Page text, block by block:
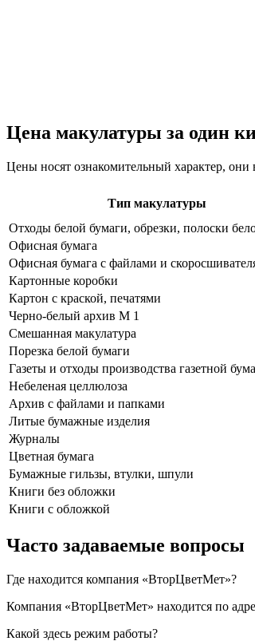
Цена макулатуры за один
Цены носят ознакомительный характер, они
Тип макулатуры
Отходы белой бумаги, обрезки, полоски
Офисная бумага
Офисная бумага с файлами и
Картонные коробки
Картон с краской, печатями
Черно-белый архив М 1
Смешанная макулатура
Порезка белой бумаги
Газеты и отходы производства газетной
Небеленая целлюлоза
Архив с файлами и папками
Литые бумажные изделия
Журналы
Цветная бумага
Бумажные гильзы, втулки, шпули
Книги без обложки
Книги с обложкой
Часто задаваемые вопросы
Где находится компания «ВторЦветМет»?
Компания «ВторЦветМет» находится по
Какой здесь режим работы?